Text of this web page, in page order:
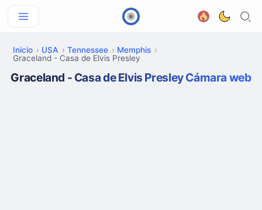
Inicio USA Tennessee
Memphis
Graceland - Casa de Elvis Presley
Graceland - Casa de Elvis Presley Cámara web